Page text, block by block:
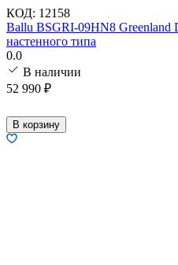
КОД: 12158
Ballu BSGRI-09HN8 Greenland
настенного типа
0.0
В наличии
52 990 ₽
В корзину